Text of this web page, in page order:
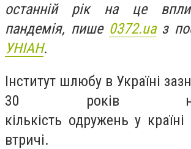
останній рік на це
пандемія, пише 0372.uaз
УНІАН.
Інститут шлюбу в Україні
30 років
кількість одружень у
втричі.